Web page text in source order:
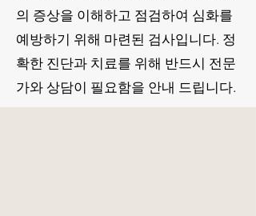
의 증상을 이해하고 점검하여 심화를
예방하기 위해 마련된 검사입니다. 정
확한 진단과 치료를 위해 반드시 전문
가와 상담이 필요함을 안내 드립니다.